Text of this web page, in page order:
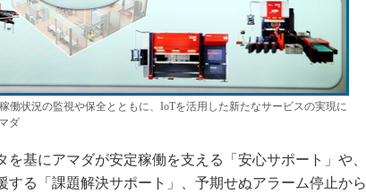
働状況の監視や保全とともに、IoTを活用した新たなサービスの実現に
ダ
基にアマダが安定稼働を支える「安心サポート」や、
する「課題解決サポート」、予期せぬアラーム停止から